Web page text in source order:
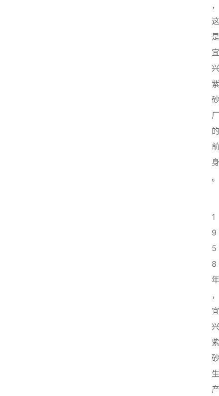
，
这
是
宜
兴
紫
砂
厂
的
前
身
。
1
9
5
8
年
，
宜
兴
紫
砂
生
产